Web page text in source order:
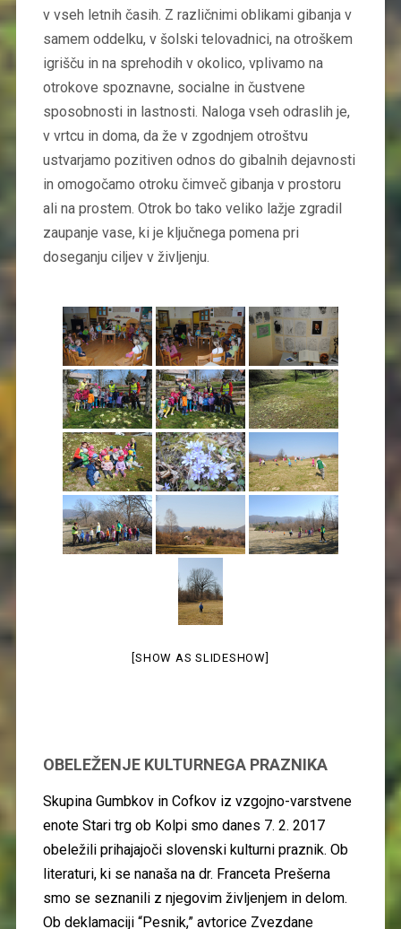
v vseh letnih časih. Z različnimi oblikami gibanja v
samem oddelku, v šolski telovadnici, na otroškem
igrišču in na sprehodih v okolico, vplivamo na
otrokove spoznavne, socialne in čustvene
sposobnosti in lastnosti. Naloga vseh odraslih je,
v vrtcu in doma, da že v zgodnjem otroštvu
ustvarjamo pozitiven odnos do gibalnih dejavnosti
in omogočamo otroku čimveč gibanja v prostoru
ali na prostem. Otrok bo tako veliko lažje zgradil
zaupanje vase, ki je ključnega pomena pri
doseganju ciljev v življenju.
[SHOW AS SLIDESHOW]
OBELEŽENJE KULTURNEGA PRAZNIKA
Skupina Gumbkov in Cofkov iz vzgojno-varstvene
enote Stari trg ob Kolpi smo danes 7. 2. 2017
obeležili prihajajoči slovenski kulturni praznik. Ob
literaturi, ki se nanaša na dr. Franceta Prešerna
smo se seznanili z njegovim življenjem in delom.
Ob deklamaciji “Pesnik,” avtorice Zvezdane